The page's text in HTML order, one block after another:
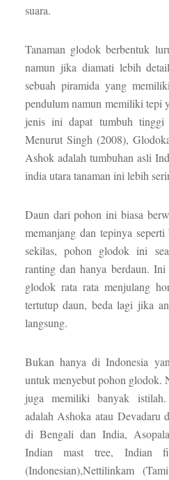
suara.
Tanaman glodok berbentuk
namun jika diamati lebih
sebuah piramida yang
pendulum namun memiliki tepi
jenis ini dapat tumbuh tinggi
Menurut Singh (2008),
Ashok adalah tumbuhan asli
india utara tanaman ini lebih
Daun dari pohon ini biasa
memanjang dan tepinya
sekilas, pohon glodok ini
ranting dan hanya berdaun.
glodok rata rata menjulang
tertutup daun, beda lagi jika
langsung.
Bukan hanya di Indonesia
untuk menyebut pohon glodok.
juga memiliki banyak
adalah Ashoka atau Devadaru
di Bengali dan India,
Indian mast tree, Indian
(Indonesian),Nettilinkam